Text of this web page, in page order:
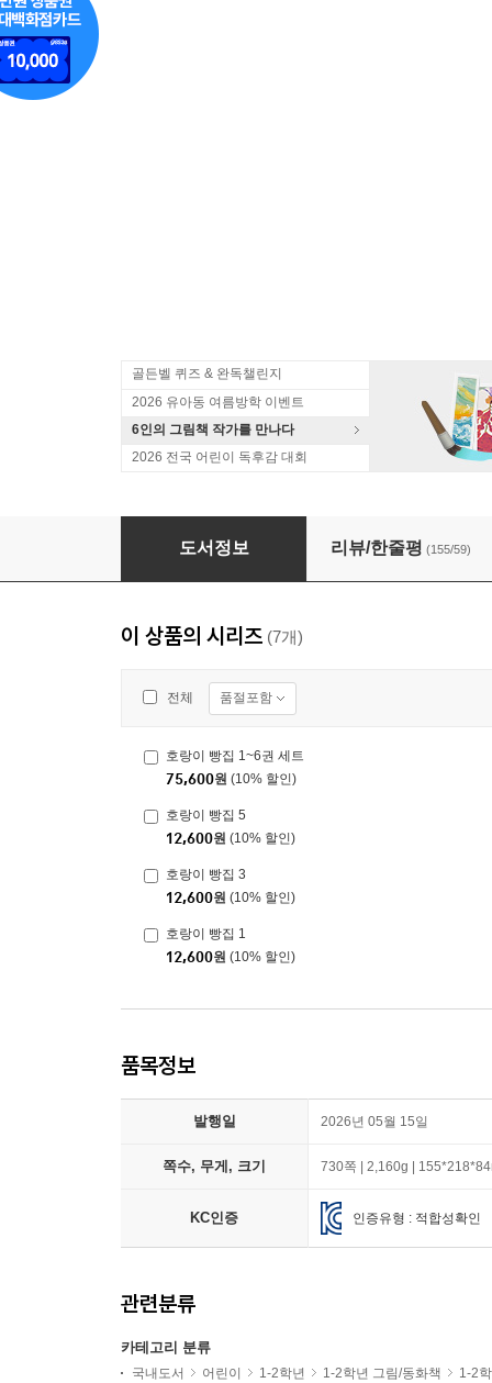
골든벨 퀴즈 & 완독챌린지
2026 유아동 여름방학 이벤트
6인의 그림책 작가를 만나다
2026 전국 어린이 독후감 대회
호랑이 빵집 1~6권 세트
도서정보 리뷰/한줄평 (155/59)
이 상품의 시리즈 (7개)
전체 품절포함
호랑이 빵집 1~6권 세트
75,600원 (10% 할인)
호랑이 빵집 5
12,600원 (10% 할인)
호랑이 빵집 3
12,600원 (10% 할인)
호랑이 빵집 1
12,600원 (10% 할인)
품목정보
발행일 2026년 05월 15일
쪽수, 무게, 크기 730쪽 | 2,160g |
KC인증 인증유형 : 적합성확인
관련분류
카테고리 분류
국내도서 어린이 1-2학년 1-2학년 그림/동화책
1-2